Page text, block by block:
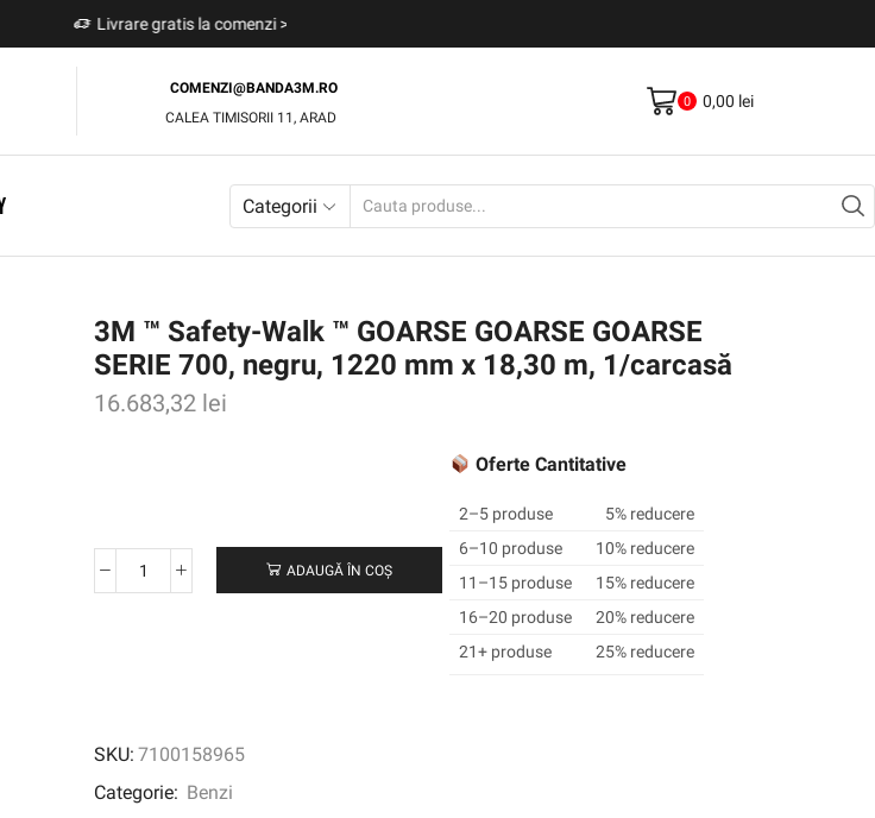
la comenzi >500Lei Vezi Produse
COMENZI@BANDA3M.RO
CALEA TIMISORII 11, ARAD
0 0,00 lei
Categorii
3M ™ Safety-Walk ™ GOARSE GOARSE GOARSE
SERIE 700, negru, 1220 mm x 18,30 m, 1/carcasă
16.683,32 lei
Cantitate
GOARSE
GOARSE
ADAUGĂ ÎN COȘ
Oferte Cantitative
2–5 produse
5% reducere
6–10 produse
10% reducere
11–15 produse
15% reducere
16–20 produse
20% reducere
21+ produse
25% reducere
SKU: 7100158965
Categorie: Benzi